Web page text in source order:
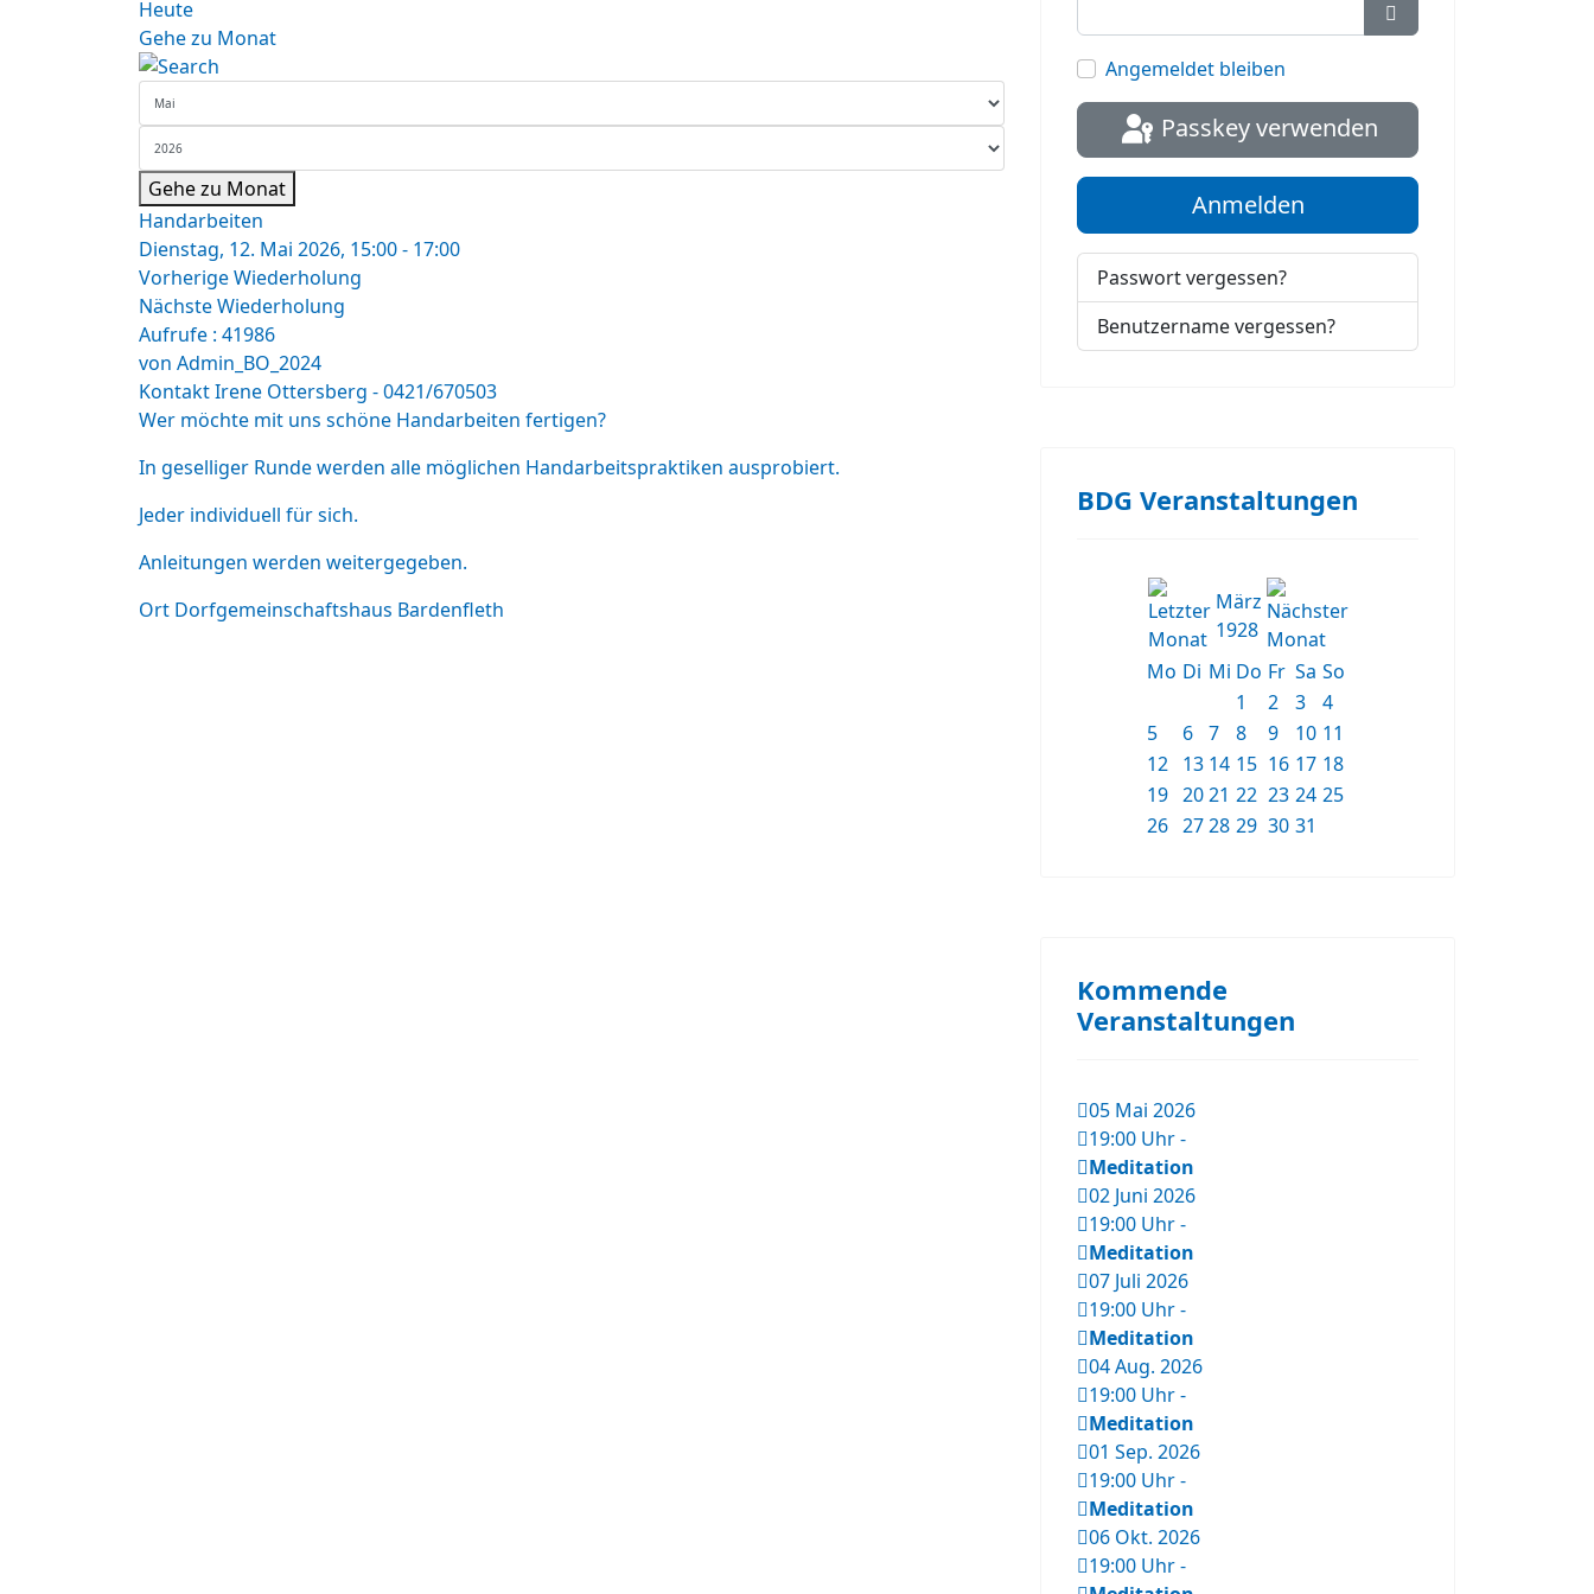
Heute
Gehe zu Monat
Gehe zu Monat
Handarbeiten
Dienstag, 12. Mai 2026, 15:00 - 17:00
Vorherige Wiederholung
Nächste Wiederholung
Aufrufe : 41986
von Admin_BO_2024
KontaktIrene Ottersberg - 0421/670503
Wer möchte mit uns schöne Handarbeiten fertigen?
In geselliger Runde werden alle möglichen Handarbeitspraktiken ausprobiert.
Jeder individuell für sich.
Anleitungen werden weitergegeben.
Ort Dorfgemeinschaftshaus Bardenfleth
Passwort anzeigen
Angemeldet bleiben
Passkey verwenden
Anmelden
Passwort vergessen?
Benutzername vergessen?
BDG Veranstaltungen
März
1928
Mo Di Mi Do Fr Sa So
1
2 3
4
5
6 7 8 9 10 11
12
13 14 15 16 17 18
19 20 21 22 23 24 25
26 27 28 29 30 31
Kommende
Veranstaltungen
05 Mai 2026
19:00 Uhr-
Meditation
02 Juni 2026
19:00 Uhr-
Meditation
07 Juli 2026
19:00 Uhr-
Meditation
04 Aug. 2026
19:00 Uhr-
Meditation
01 Sep. 2026
19:00 Uhr-
Meditation
06 Okt. 2026
19:00 Uhr-